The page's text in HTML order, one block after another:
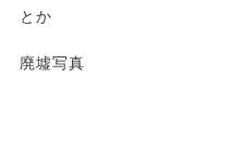
とか
廃墟写真